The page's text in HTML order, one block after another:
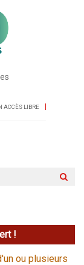
ACCÈS LIBRE
!
ou plusieurs